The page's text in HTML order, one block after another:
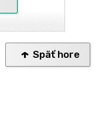
Späť hore